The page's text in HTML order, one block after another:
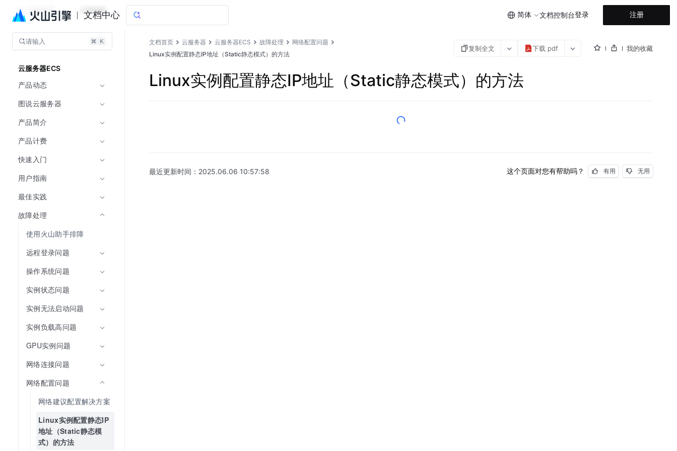
文档中心 简体 文档控制台登录 注册
云服务器 文档指南
请输入
云服务器ECS
产品动态
图说云服务器
产品简介
产品计费
快速入门
用户指南
最佳实践
故障处理
使用火山助手排障
远程登录问题
操作系统问题
实例状态问题
实例无法启动问题
实例负载高问题
GPU实例问题
网络连接问题
网络配置问题
网络建议配置解决方案
Linux实例配置静态IP
地址（Static静态模
式）的方法
文档首页 云服务器 云服务器ECS 故障处理
网络配置问题
Linux实例配置静态IP地址（Static静态模式）的方法
复制全文 下载 pdf 我的收藏
Linux实例配置静态IP地址（Static静态模式）的方法
最近更新时间： 2025.06.06 10:57:58 这个页面对您有帮助吗？ 有用 无用